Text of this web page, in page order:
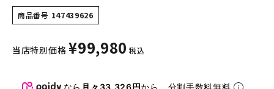
スニーカー・ブーツ
パンツ・ショーツ
商品番号 147439626
当店特別価格 ¥99,980 税込